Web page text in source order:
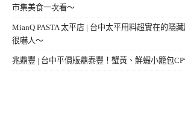
市集美食一次看～
MianQ PASTA 太平店 | 台中太平用料超實在的隱
很嚇人～
兆鼎豐 | 台中平價版鼎泰豐！蟹黃、鮮蝦小籠包